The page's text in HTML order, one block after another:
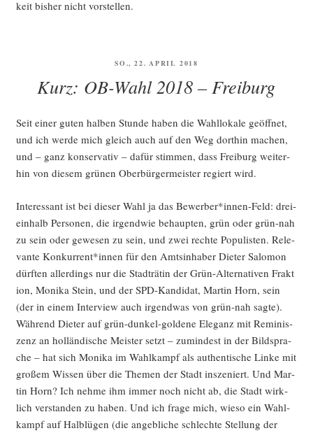
keit bis­her nicht vorstellen.
VERÖFFENTLICHT
SO., 22. APRIL 2018
Kurz: OB-Wahl 2018 – Freiburg
Seit einer guten hal­ben Stun­de haben die Wahl­lo­ka­le geöff­net,
und ich wer­de mich gleich auch auf den Weg dort­hin machen,
und – ganz kon­ser­va­tiv – dafür stim­men, dass Frei­burg wei­ter­
hin von die­sem grü­nen Ober­bür­ger­meis­ter regiert wird.
Inter­es­sant ist bei die­ser Wahl ja das Bewerber*innen-Feld: drei­
ein­halb Per­so­nen, die irgend­wie behaup­ten, grün oder grün-nah
zu sein oder gewe­sen zu sein, und zwei rech­te Popu­lis­ten. Rele­
van­te Konkurrent*innen für den Amts­in­ha­ber Die­ter Salo­mon
dürf­ten aller­dings nur die Stadt­rä­tin der Grün-Alter­na­ti­ven Frak­t
i­on, Moni­ka Stein, und der SPD-Kan­di­dat, Mar­tin Horn, sein
(der in einem Inter­view auch irgend­was von grün-nah sag­te).
Wäh­rend Die­ter auf grün-dun­kel-gol­de­ne Ele­ganz mit Remi­nis­
zenz an hol­län­di­sche Meis­ter setzt – zumin­dest in der Bild­spra­
che – hat sich Moni­ka im Wahl­kampf als authen­ti­sche Lin­ke mit
gro­ßem Wis­sen über die The­men der Stadt insze­niert. Und Mar­
tin Horn? Ich neh­me ihm immer noch nicht ab, die Stadt wirk­
lich ver­stan­den zu haben. Und ich fra­ge mich, wie­so ein Wahl­
kampf auf Halblü­gen (die angeb­li­che schlech­te Stel­lung der